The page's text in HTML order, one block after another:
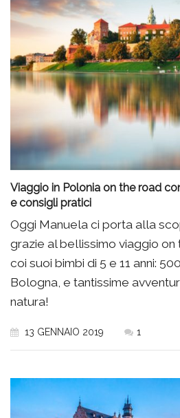
Viaggio in Polonia on the road
e consigli pratici
Oggi Manuela ci porta alla
grazie al bellissimo viaggio
coi suoi bimbi di 5 e 11 anni:
Bologna, e tantissime
natura!
13 GENNAIO 2019 1